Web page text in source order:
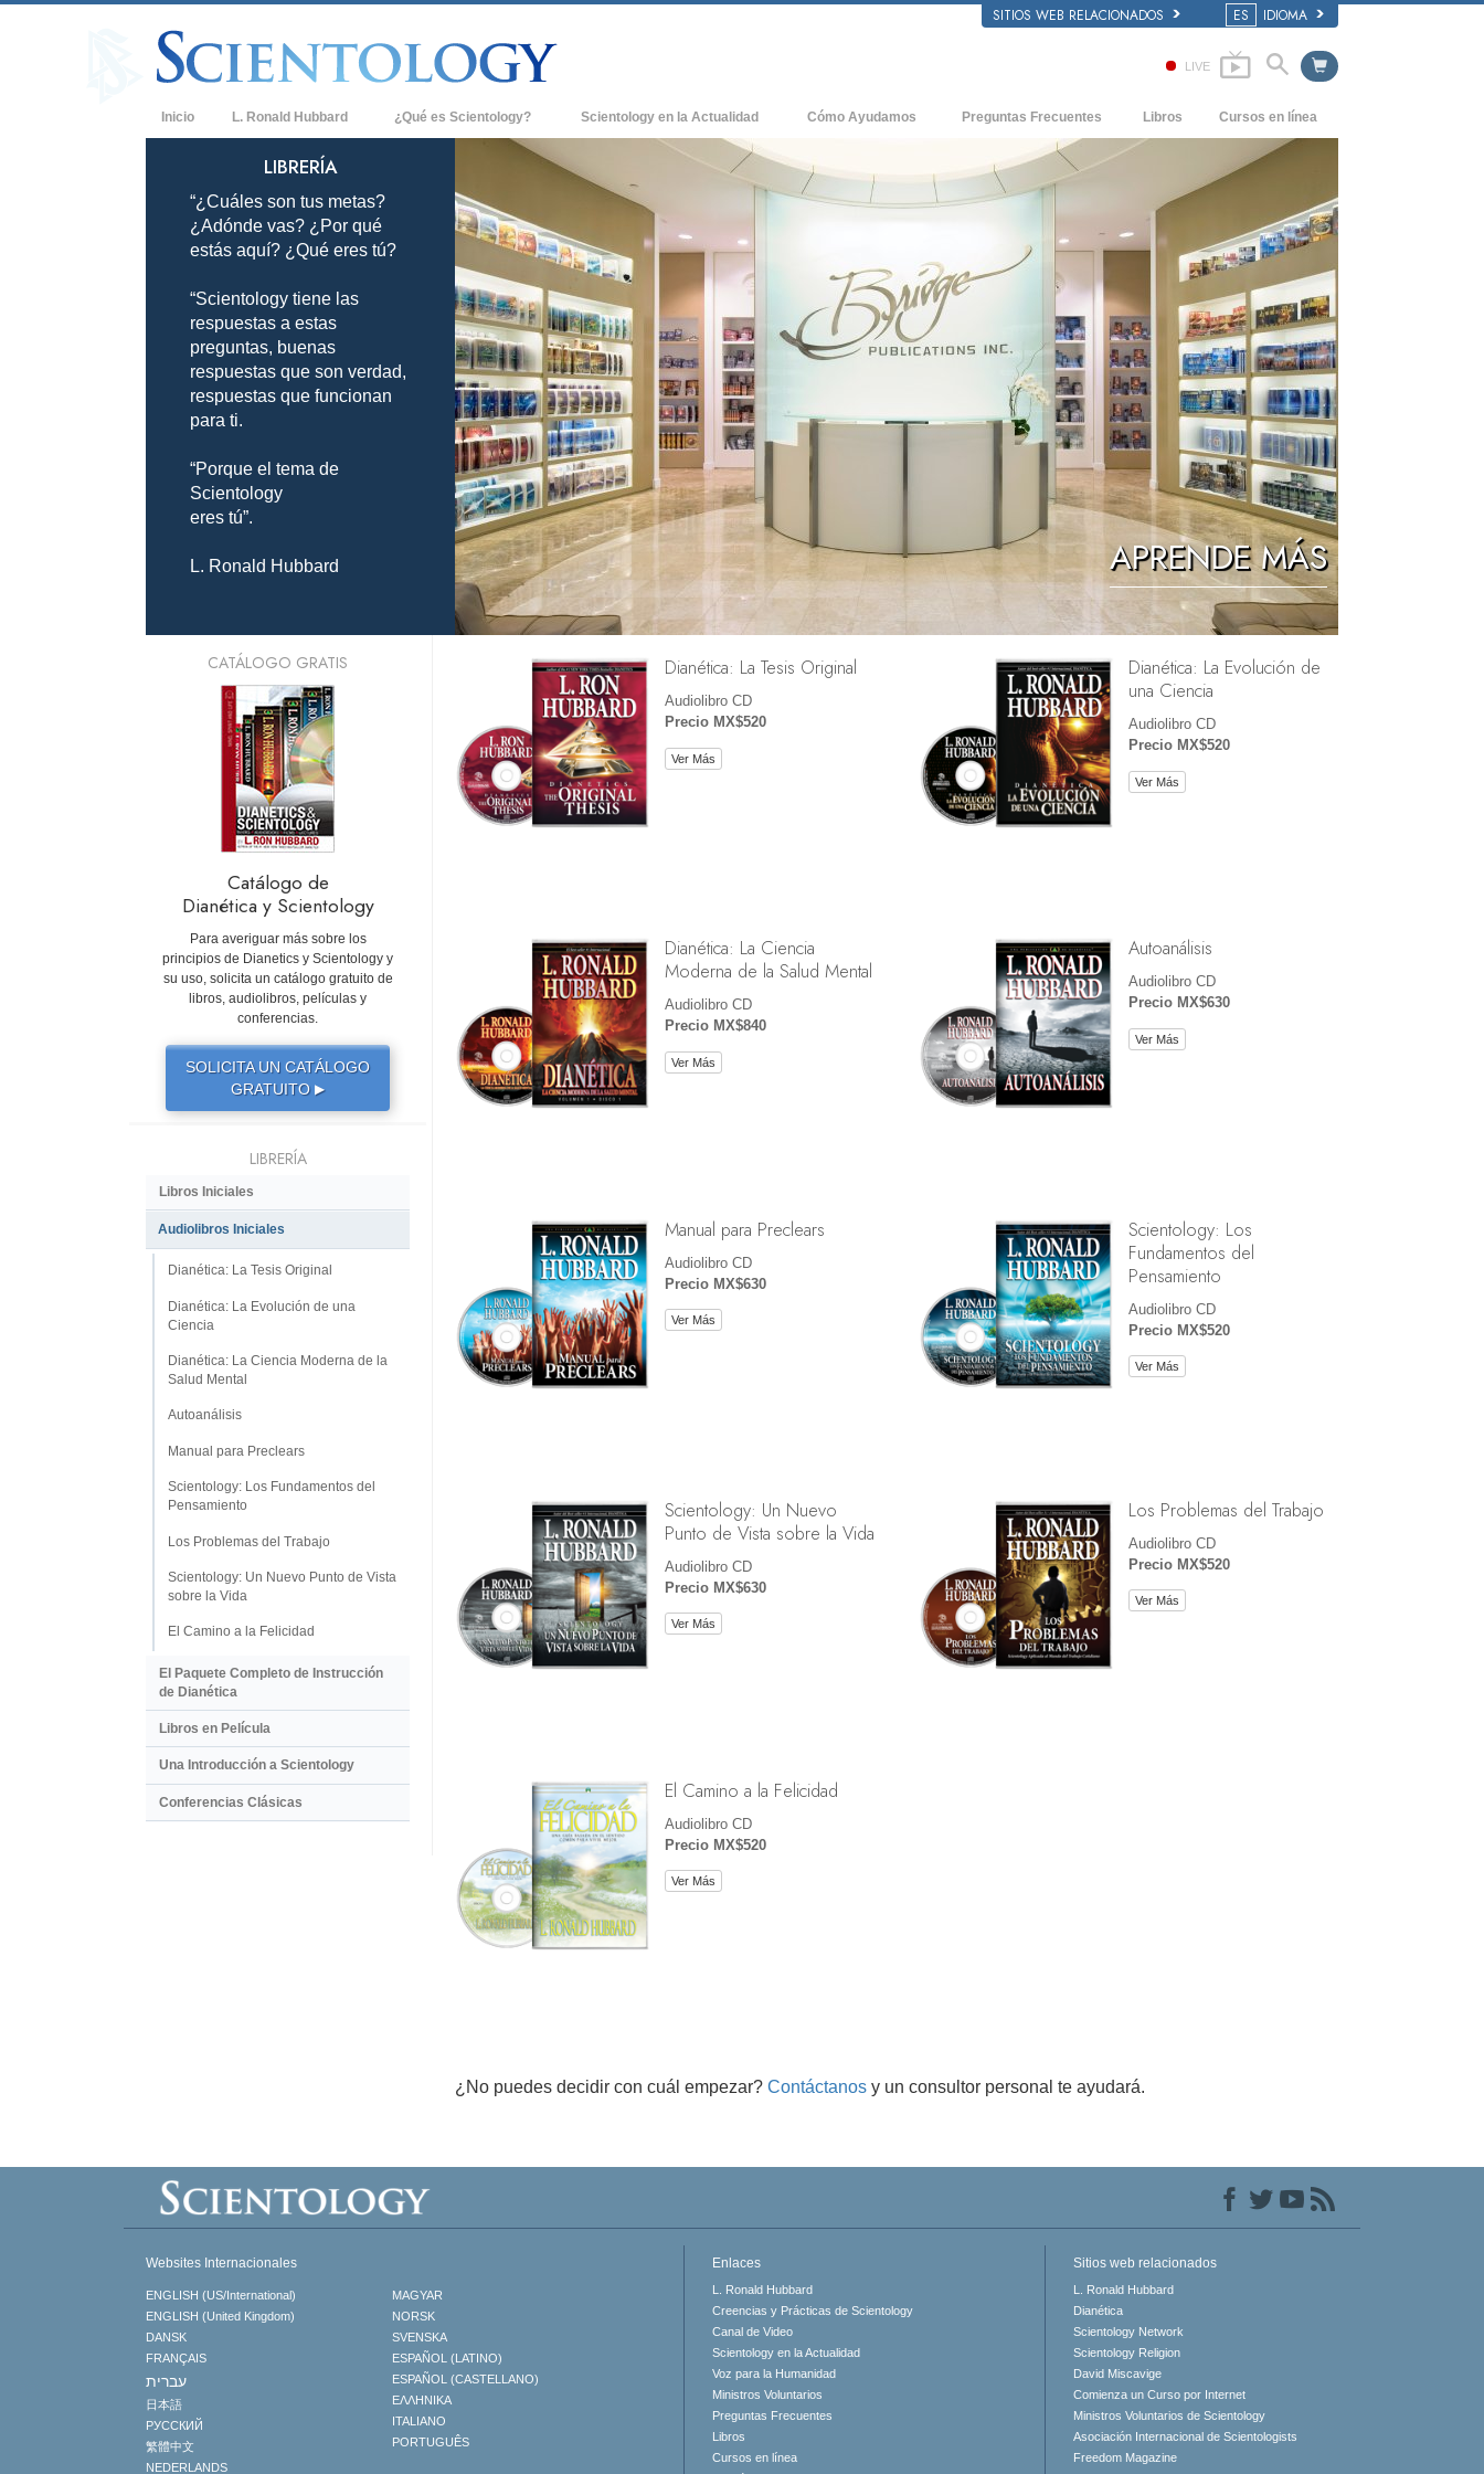
SITIOS WEB RELACIONADOS ES IDIOMA
LIVE
Inicio L. Ronald Hubbard ¿Qué es Scientology?
Credos y Códigos de Scientology
Qué dicen los Scientologists acerca de
Scientology
Conoce a un Scientologist
Dentro de una Iglesia
Los Principios Básicos de Scientology
Una Introducción a Dianética
Amor y Odio: ¿Qué es Grandeza?
Scientology en la Actualidad
Nuevas Iglesias de Scientology
Organizaciones Avanzadas
Base en Tierra de Flag
Freewinds
Llevando Scientology al Mundo
David Miscavige - Líder Eclesiástico de
Scientology
Cómo Ayudamos Preguntas Frecuentes
Antecedentes y principios básicos
Dentro de una Iglesia
La Organización de Scientology
Libros
Audiolibros
Conferencias Introductorias
Películas
Cursos en línea
Cómo Resolver los Conflictos
Las Dinámicas de la Existencia
Los Componentes de la Comprensión
Soluciones para un Entorno Peligroso
Ayudas para Enfermedades y Lesiones
La Integridad y la Honestidad
El Matrimonio
La Escala Tonal Emocional
Respuestas a las Drogas
Herramientas para el Entorno Laboral
La Ética y las Condiciones
La Causa de la Supresión
Investigaciones
Los Fundamentos de la Organización
Los Fundamentos de las Relaciones
Públicas
APRENDE MÁS
LIBRERÍA
“¿Cuáles son tus metas?
¿Adónde vas? ¿Por qué
estás aquí? ¿Qué eres tú?
“Scientology tiene las
respuestas a estas
preguntas, buenas
respuestas que son verdad,
respuestas que funcionan
para ti.
“Porque el tema de
Scientology
eres tú”.
L. Ronald Hubbard
Dianética: La Tesis Original
Audiolibro CD
Precio MX$520
Ver Más
Dianética: La Evolución de
una Ciencia
Audiolibro CD
Precio MX$520
Ver Más
Dianética: La Ciencia
Moderna de la Salud Mental
Audiolibro CD
Precio MX$840
Ver Más
Autoanálisis
Audiolibro CD
Precio MX$630
Ver Más
Manual para Preclears
Audiolibro CD
Precio MX$630
Ver Más
Scientology: Los
Fundamentos del
Pensamiento
Audiolibro CD
Precio MX$520
Ver Más
Scientology: Un Nuevo
Punto de Vista sobre la Vida
Audiolibro CD
Precio MX$630
Ver Más
Los Problemas del Trabajo
Audiolibro CD
Precio MX$520
Ver Más
El Camino a la Felicidad
Audiolibro CD
Precio MX$520
Ver Más
¿No puedes decidir con cuál empezar? Contáctanos y un consultor personal te ayudará.
CATÁLOGO GRATIS
Catálogo de
Dianética y Scientology
Para averiguar más sobre los
principios de Dianetics y Scientology y
su uso, solicita un catálogo gratuito de
libros, audiolibros, películas y
conferencias.
SOLICITA UN CATÁLOGO
GRATUITO ▶
LIBRERÍA
Libros Iniciales
Audiolibros Iniciales
Dianética: La Tesis Original
Dianética: La Evolución de una
Ciencia
Dianética: La Ciencia Moderna de la
Salud Mental
Autoanálisis
Manual para Preclears
Scientology: Los Fundamentos del
Pensamiento
Los Problemas del Trabajo
Scientology: Un Nuevo Punto de Vista
sobre la Vida
El Camino a la Felicidad
El Paquete Completo de Instrucción
de Dianética
Libros en Película
Una Introducción a Scientology
Conferencias Clásicas
Websites Internacionales
ENGLISH (US/International)
ENGLISH (United Kingdom)
DANSK
FRANÇAIS
עברית
日本語
РУССКИЙ
繁體中文
NEDERLANDS
MAGYAR
NORSK
SVENSKA
ESPAÑOL (LATINO)
ESPAÑOL (CASTELLANO)
ΕΛΛΗΝΙΚA
ITALIANO
PORTUGUÊS
Enlaces
L. Ronald Hubbard
Creencias y Prácticas de Scientology
Canal de Video
Scientology en la Actualidad
Voz para la Humanidad
Ministros Voluntarios
Preguntas Frecuentes
Libros
Cursos en línea
Sitios web relacionados
L. Ronald Hubbard
Dianética
Scientology Network
Scientology Religion
David Miscavige
Comienza un Curso por Internet
Ministros Voluntarios de Scientology
Asociación Internacional de Scientologists
Freedom Magazine